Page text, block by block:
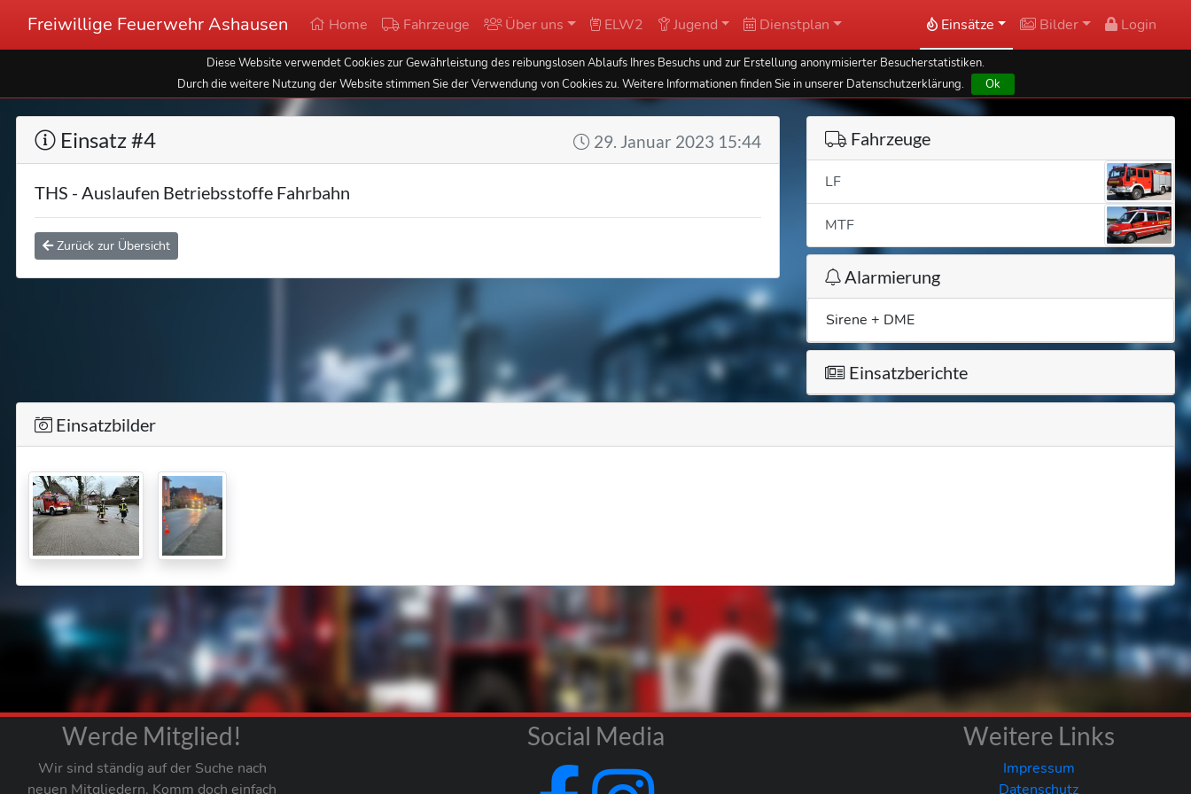
Freiwillige Feuerwehr Ashausen Home Fahrzeuge Über uns ELW2 Jugend Dienstplan Einsätze Bilder Login
Diese Website verwendet Cookies zur Gewährleistung des reibungslosen Ablaufs Ihres Besuchs und zur Erstellung anonymisierter Besucherstatistiken.
Durch die weitere Nutzung der Website stimmen Sie der Verwendung von Cookies zu. Weitere Informationen finden Sie in unserer Datenschutzerklärung.
Ok
Einsatz #4 29. Januar 2023 15:44
THS - Auslaufen Betriebsstoffe Fahrbahn
Zurück zur Übersicht
Fahrzeuge
LF
MTF
Alarmierung
Sirene + DME
Einsatzberichte
Einsatzbilder
Werde Mitglied!
Wir sind ständig auf der Suche nach
neuen Mitgliedern. Komm doch einfach
Social Media Weitere Links
Impressum
Datenschutz